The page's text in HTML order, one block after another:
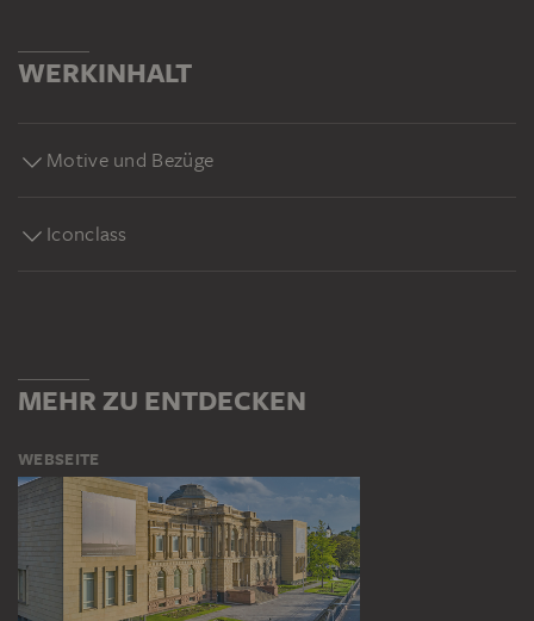
WERKINHALT
Motive und Bezüge
Iconclass
MEHR ZU ENTDECKEN
WEBSEITE